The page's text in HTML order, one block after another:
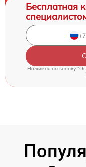
Бесплатная
Нажимая на кнопку